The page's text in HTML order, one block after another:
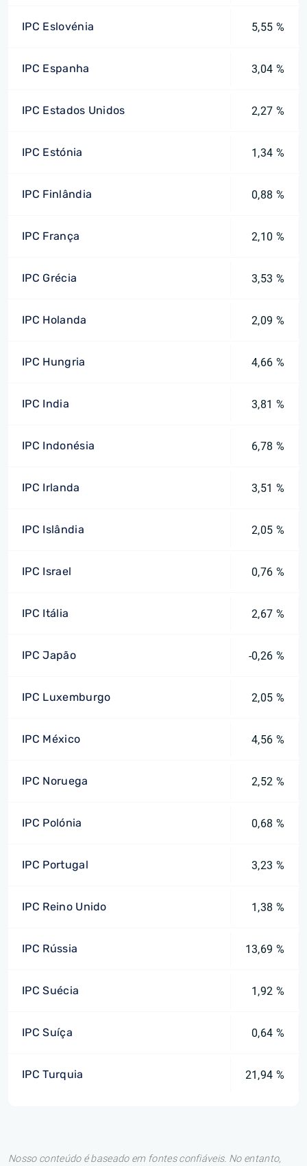
IPC Eslovénia 5,55 %
IPC Espanha 3,04 %
IPC Estados Unidos 2,27 %
IPC Estónia 1,34 %
IPC Finlândia 0,88 %
IPC França 2,10 %
IPC Grécia 3,53 %
IPC Holanda 2,09 %
IPC Hungria 4,66 %
IPC India 3,81 %
IPC Indonésia 6,78 %
IPC Irlanda 3,51 %
IPC Islândia 2,05 %
IPC Israel 0,76 %
IPC Itália 2,67 %
IPC Japão -0,26 %
IPC Luxemburgo 2,05 %
IPC México 4,56 %
IPC Noruega 2,52 %
IPC Polónia 0,68 %
IPC Portugal 3,23 %
IPC Reino Unido 1,38 %
IPC Rússia 13,69 %
IPC Suécia 1,92 %
IPC Suíça 0,64 %
IPC Turquia 21,94 %
Nosso conteúdo é baseado em fontes confiáveis. No entanto,